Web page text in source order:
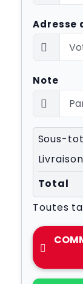
Adresse
Note
Sous-
Total
Toutes